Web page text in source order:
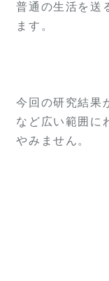
普通の生活を送
ます。
今回の研究結果
など広い範囲に
やみません。